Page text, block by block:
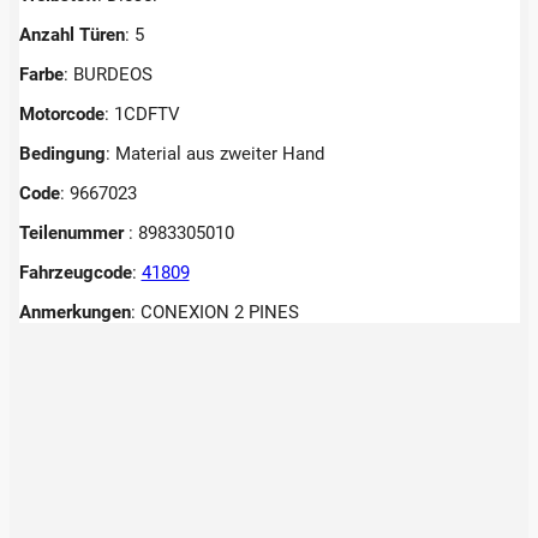
Anzahl Türen: 5
Farbe: BURDEOS
Motorcode: 1CDFTV
Bedingung: Material aus zweiter Hand
Code: 9667023
Teilenummer : 8983305010
Fahrzeugcode: 41809
Anmerkungen: CONEXION 2 PINES